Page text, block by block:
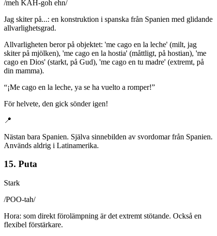
/meh KAH-goh ehn/
Jag skiter på...: en konstruktion i spanska från Spanien med glidande
allvarlighetsgrad.
Allvarligheten beror på objektet: 'me cago en la leche' (milt, jag
skiter på mjölken), 'me cago en la hostia' (måttligt, på hostian), 'me
cago en Dios' (starkt, på Gud), 'me cago en tu madre' (extremt, på
din mamma).
“¡Me cago en la leche, ya se ha vuelto a romper!”
För helvete, den gick sönder igen!
📍
Nästan bara Spanien. Själva sinnebilden av svordomar från Spanien.
Används aldrig i Latinamerika.
15. Puta
Stark
/POO-tah/
Hora: som direkt förolämpning är det extremt stötande. Också en
flexibel förstärkare.